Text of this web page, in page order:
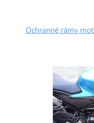
Ochranné rámy